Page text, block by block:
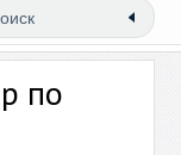
по